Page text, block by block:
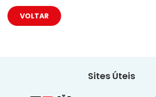
VOLTAR
Sites Úteis